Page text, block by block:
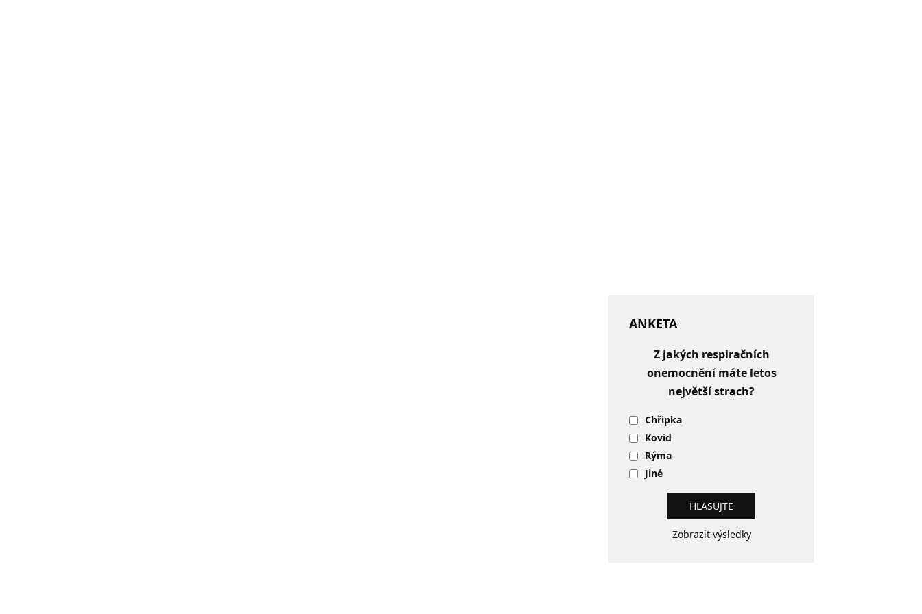
ANKETA
Z jakých respiračních
onemocnění máte letos
největší strach?
Chřipka
Kovid
Rýma
Jiné
Zobrazit výsledky